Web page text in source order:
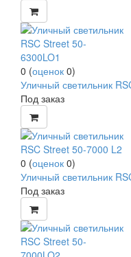
0 (оценок 0)
Уличный светильник
Под заказ
0 (оценок 0)
Уличный светильник
Под заказ